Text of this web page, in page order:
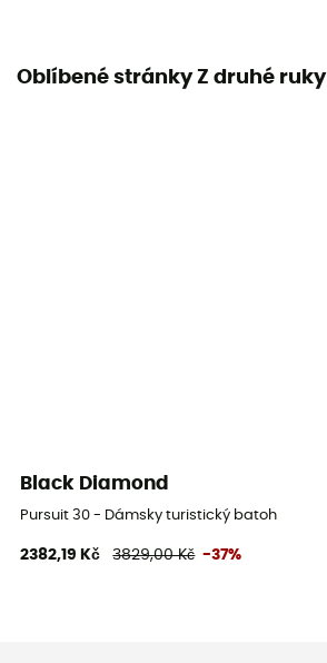
Oblíbené stránky Z druhé ruky
Black Diamond
Pursuit 30 - Dámsky turistický batoh
2382,19 Kč 3829,00 Kč -37%